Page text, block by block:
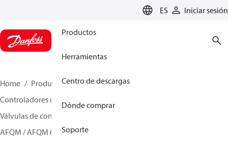
ES Iniciar sesión
Productos
Herramientas
Centro de descargas
Dónde comprar
Soporte
Home Productos
Climate Solutions for heating
Controladores de caudal y presión
Válvulas de control independientes de la presión
AFQM / AFQM 6
003G1100